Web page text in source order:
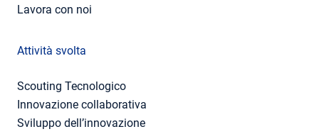
Lavora con noi
Attività svolta
Scouting Tecnologico
Innovazione collaborativa
Sviluppo dell’innovazione